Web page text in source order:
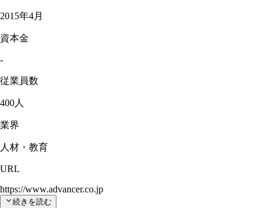
2015年4月
資本金
-
従業員数
400人
業界
人材・教育
URL
https://www.advancer.co.jp
続きを読む